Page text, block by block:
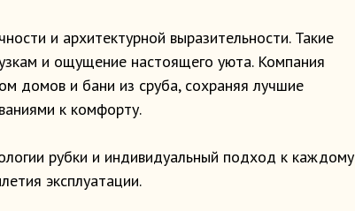
и архитектурной выразительности. Такие
и ощущение настоящего уюта. Компания
домов и бани из сруба, сохраняя лучшие
к комфорту.
рубки и индивидуальный подход к каждому
эксплуатации.